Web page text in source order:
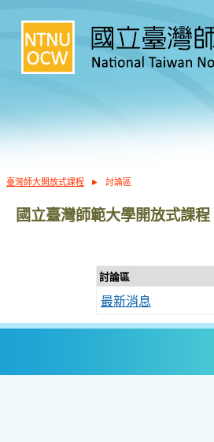
臺灣師大開放式課程 ► 討論區
國立臺灣師範大學開放式課程
討論區
最新消息